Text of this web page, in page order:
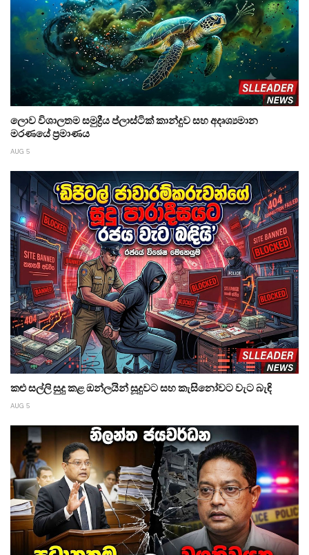
ලොව විශාලතම සමුද්‍රීය ප්ලාස්ටික් කාන්දුව සහ අදෘශ්‍යමාන
මරණයේ ප්‍රමාණය
AUG 5
කළු සල්ලි සුදු කළ ඔන්ලයින් සූදුවට සහ කැසිනෝවට වැට බැඳි
AUG 5